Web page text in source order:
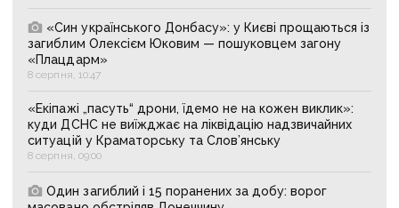
«Син українського Донбасу»: у Києві прощаються із
загиблим Олексієм Юковим — пошуковцем загону
«Плацдарм»
8 серпня, 10:47
«Екіпажі „пасуть“ дрони, їдемо не на кожен виклик»:
куди ДСНС не виїжджає на ліквідацію надзвичайних
ситуацій у Краматорську та Слов’янську
8 серпня, 09:00
Один загиблий і 15 поранених за добу: ворог